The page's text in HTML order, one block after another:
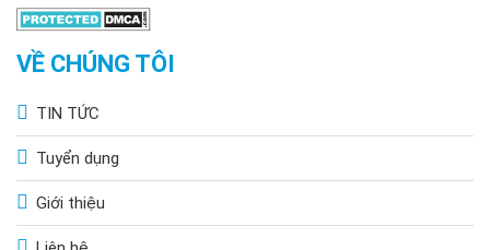
VỀ CHÚNG TÔI
TIN TỨC
Tuyển dụng
Giới thiệu